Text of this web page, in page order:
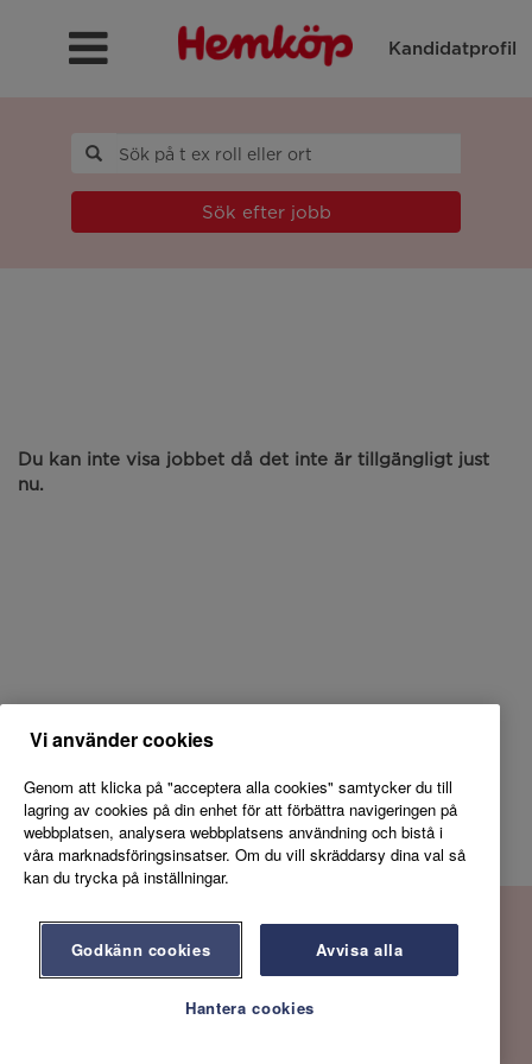
Kandidatprofil
Sök efter jobb
Du kan inte visa jobbet då det inte är tillgängligt just
nu.
Vi använder cookies
Genom att klicka på "acceptera alla cookies" samtycker du till
lagring av cookies på din enhet för att förbättra navigeringen på
webbplatsen, analysera webbplatsens användning och bistå i
våra marknadsföringsinsatser. Om du vill skräddarsy dina val så
kan du trycka på inställningar.
Godkänn cookies Avvisa alla
Hantera cookies